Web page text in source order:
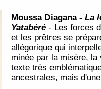
Moussa Diagana - La
Yatabéré - Les forces
et les prêtres se
allégorique qui
minée par la misère,
texte très
ancestrales, mais